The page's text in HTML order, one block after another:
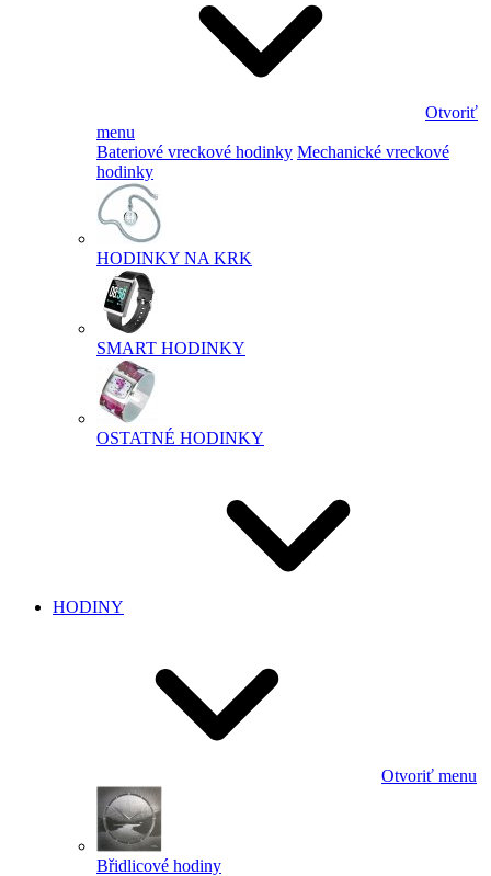
Otvoriť
menu
Bateriové vreckové hodinky Mechanické vreckové
hodinky
HODINKY NA KRK
SMART HODINKY
OSTATNÉ HODINKY
HODINY
Otvoriť menu
Břidlicové hodiny